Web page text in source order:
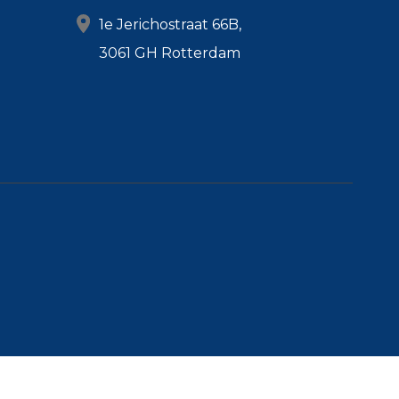
1e Jerichostraat 66B,
3061 GH Rotterdam